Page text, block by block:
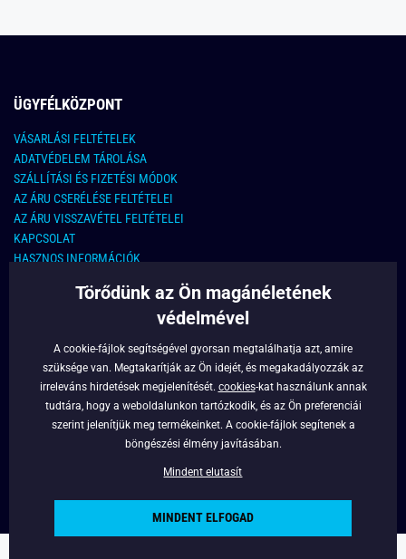
ÜGYFÉLKÖZPONT
VÁSARLÁSI FELTÉTELEK
ADATVÉDELEM TÁROLÁSA
SZÁLLÍTÁSI ÉS FIZETÉSI MÓDOK
AZ ÁRU CSERÉLÉSE FELTÉTELEI
AZ ÁRU VISSZAVÉTEL FELTÉTELEI
KAPCSOLAT
HASZNOS INFORMÁCIÓK
KAPCSOLAT
info@legyferfi.hu
FONTOS INFORMÁCIÓK
RÓLUNK
Törődünk az Ön magánéletének
védelmével
A cookie-fájlok segítségével gyorsan megtalálhatja azt, amire
szüksége van. Megtakarítják az Ön idejét, és megakadályozzák az
irreleváns hirdetések megjelenítését. cookies-kat használunk annak
tudtára, hogy a weboldalunkon tartózkodik, és az Ön preferenciái
szerint jelenítjük meg termékeinket. A cookie-fájlok segítenek a
böngészési élmény javításában.
Mindent elutasít
MINDENT ELFOGAD